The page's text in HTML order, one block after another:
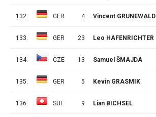
132. GER 4 Vincent GRUNEWALD
133. GER 23 Leo HAFENRICHTER
134. CZE 13 Samuel ŠMAJDA
135. GER 5 Kevin GRASMIK
136. SUI 9 Lian BICHSEL